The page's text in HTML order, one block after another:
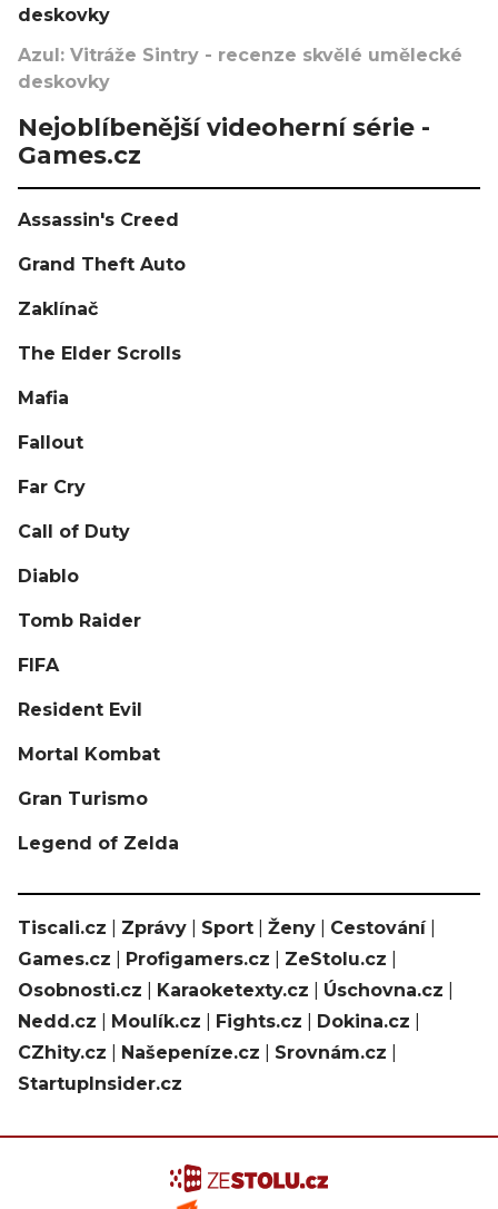
deskovky
Azul: Vitráže Sintry - recenze skvělé umělecké
deskovky
Nejoblíbenější videoherní série -
Games.cz
Assassin's Creed
Grand Theft Auto
Zaklínač
The Elder Scrolls
Mafia
Fallout
Far Cry
Call of Duty
Diablo
Tomb Raider
FIFA
Resident Evil
Mortal Kombat
Gran Turismo
Legend of Zelda
Tiscali.cz Zprávy Sport Ženy Cestování|
Games.cz
Profigamers.cz ZeStolu.cz
Osobnosti.cz
Karaoketexty.cz Úschovna.cz
Nedd.cz
Moulík.cz Fights.cz Dokina.cz
CZhity.cz
Našepeníze.cz Srovnám.cz
StartupInsider.cz